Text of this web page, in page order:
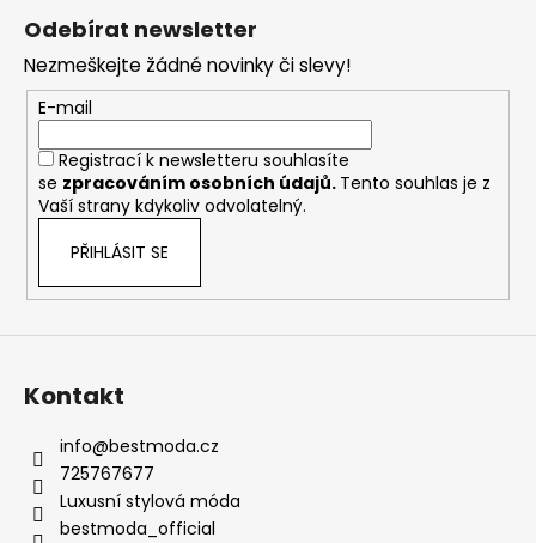
Odebírat newsletter
Nezmeškejte žádné novinky či slevy!
E-mail
Registrací k newsletteru souhlasíte
se zpracováním osobních údajů. Tento souhlas je z
Vaší strany kdykoliv odvolatelný.
PŘIHLÁSIT SE
Kontakt
info@bestmoda.cz
725767677
Luxusní stylová móda
bestmoda_official